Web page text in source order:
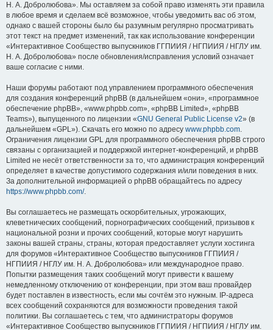
Н. А. Добролюбова». Мы оставляем за собой право изменять эти правила
в любое время и сделаем всё возможное, чтобы уведомить вас об этом,
однако с вашей стороны было бы разумным регулярно просматривать
этот текст на предмет изменений, так как использование конференции
«Интерактивное Сообщество выпускников ГГПИИЯ / НГПИИЯ / НГЛУ им.
Н. А. Добролюбова» после обновления/исправления условий означает
ваше согласие с ними.
Наши форумы работают под управлением программного обеспечения
для создания конференций phpBB (в дальнейшем «они», «программное
обеспечение phpBB», «www.phpbb.com», «phpBB Limited», «phpBB
Teams»), выпущенного по лицензии «GNU General Public License v2» (в
дальнейшем «GPL»). Скачать его можно по адресу www.phpbb.com.
Ограничения лицензии GPL для программного обеспечения phpBB строго
связаны с организацией и поддержкой интернет-конференций, и phpBB
Limited не несёт ответственности за то, что администрация конференций
определяет в качестве допустимого содержания и/или поведения в них.
За дополнительной информацией о phpBB обращайтесь по адресу
https://www.phpbb.com/.
Вы соглашаетесь не размещать оскорбительных, угрожающих,
клеветнических сообщений, порнографических сообщений, призывов к
национальной розни и прочих сообщений, которые могут нарушить
законы вашей страны, страны, которая предоставляет услуги хостинга
для форумов «Интерактивное Сообщество выпускников ГГПИИЯ /
НГПИИЯ / НГЛУ им. Н. А. Добролюбова» или международное право.
Попытки размещения таких сообщений могут привести к вашему
немедленному отключению от конференции, при этом ваш провайдер
будет поставлен в известность, если мы сочтём это нужным. IP-адреса
всех сообщений сохраняются для возможности проведения такой
политики. Вы соглашаетесь с тем, что администраторы форумов
«Интерактивное Сообщество выпускников ГГПИИЯ / НГПИИЯ / НГЛУ им.